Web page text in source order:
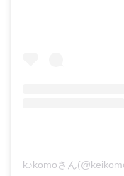
k♪komoさん